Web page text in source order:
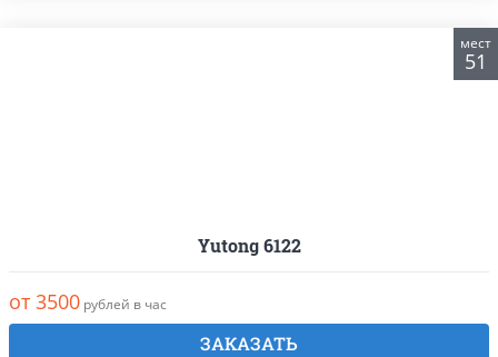
мест
51
Yutong 6122
от 3500 рублей в час
ЗАКАЗАТЬ